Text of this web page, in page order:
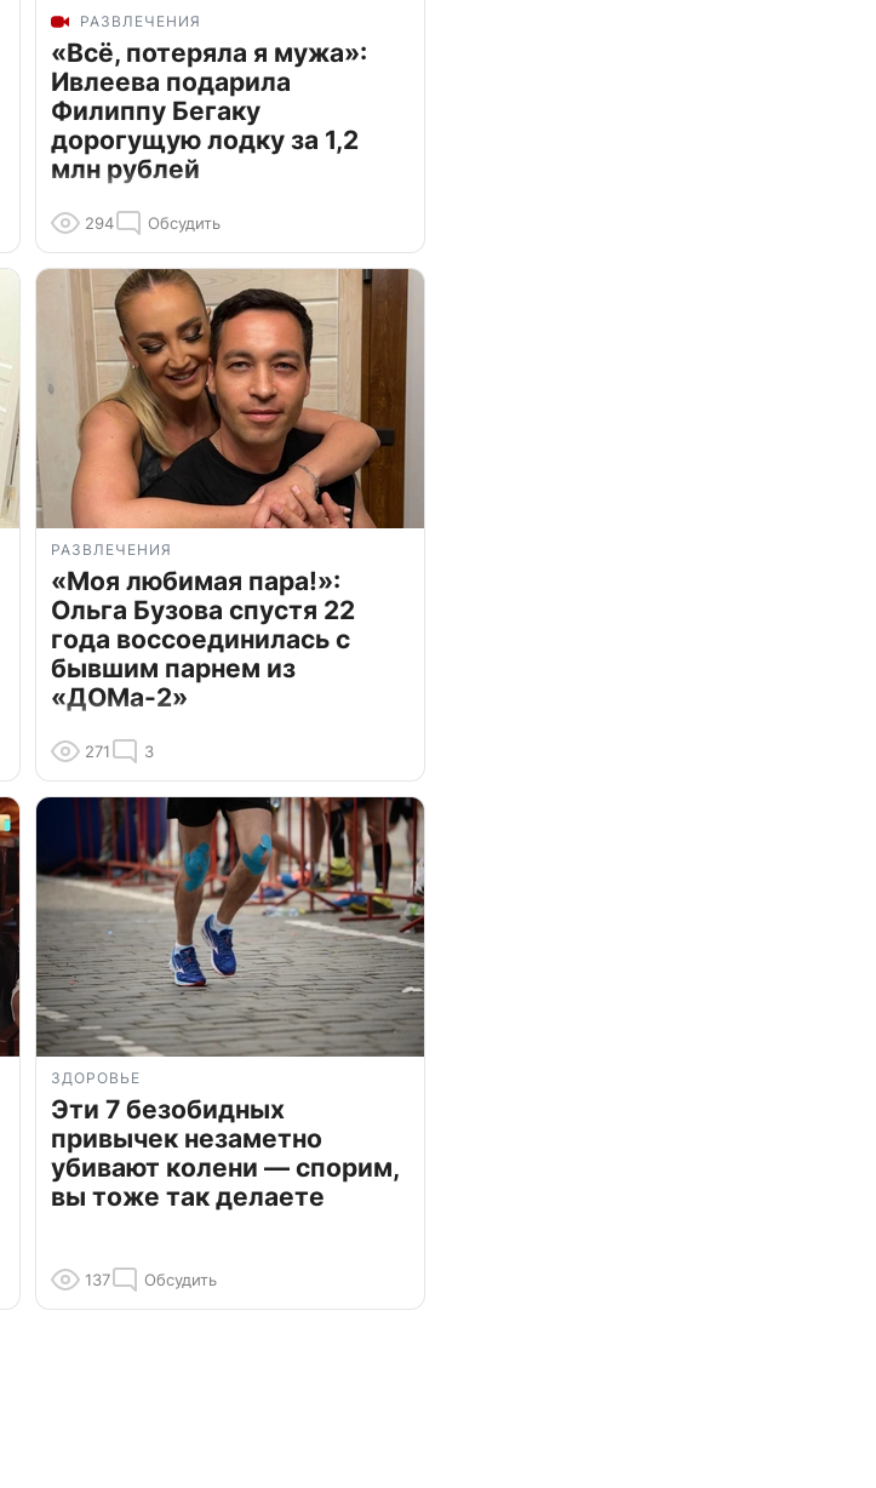
РАЗВЛЕЧЕНИЯ
«Всё, потеряла я мужа»:
Ивлеева подарила
Филиппу Бегаку
дорогущую лодку за 1,2
млн рублей
294 Обсудить
РАЗВЛЕЧЕНИЯ
«Моя любимая пара!»:
Ольга Бузова спустя 22
года воссоединилась с
бывшим парнем из
«ДОМа-2»
271 3
ЗДОРОВЬЕ
Эти 7 безобидных
привычек незаметно
убивают колени — спорим,
вы тоже так делаете
137 Обсудить